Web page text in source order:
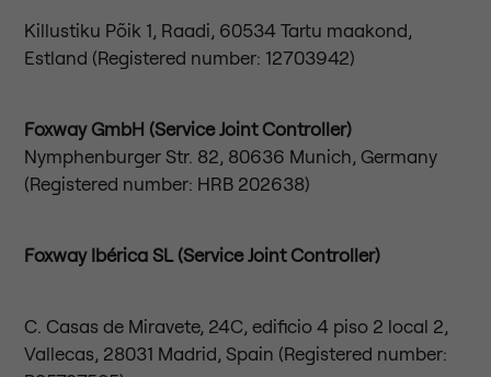
Killustiku Põik 1, Raadi, 60534 Tartu maakond,
Estland (Registered number: 12703942)
Foxway GmbH (Service Joint Controller)
Nymphenburger Str. 82, 80636 Munich, Germany
(Registered number: HRB 202638)
Foxway Ibérica SL (Service Joint Controller)
C. Casas de Miravete, 24C, edificio 4 piso 2 local 2,
Vallecas, 28031 Madrid, Spain (Registered number: